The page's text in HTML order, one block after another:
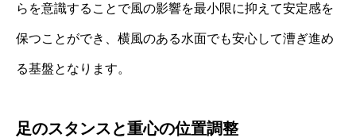
らを意識することで風の影響を最小限に抑えて安定感を
保つことができ、横風のある水面でも安心して漕ぎ進め
る基盤となります。
足のスタンスと重心の位置調整